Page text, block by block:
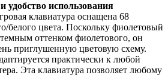
использования
клавиатура оснащена 68
белого цвета. Поскольку фиолетовый
темным оттенком фиолетового, он
приглушенную цветовую схему.
практически к любой
Эта клавиатура позволяет любому